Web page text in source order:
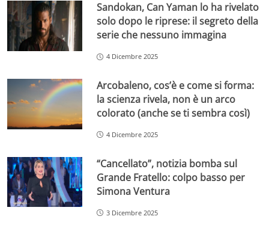
Sandokan, Can Yaman lo ha rivelato
solo dopo le riprese: il segreto della
serie che nessuno immagina
4 Dicembre 2025
Arcobaleno, cos’è e come si forma:
la scienza rivela, non è un arco
colorato (anche se ti sembra così)
4 Dicembre 2025
“Cancellato”, notizia bomba sul
Grande Fratello: colpo basso per
Simona Ventura
3 Dicembre 2025